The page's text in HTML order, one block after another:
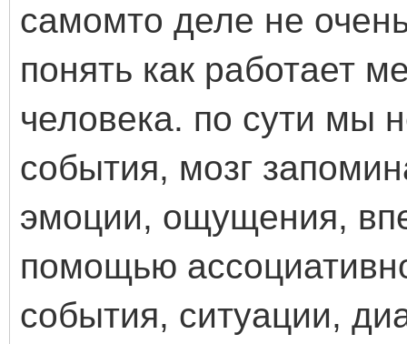
самомто деле не
понять как работает
человека. по сути мы
события, мозг
эмоции, ощущения,
помощью
события, ситуации,